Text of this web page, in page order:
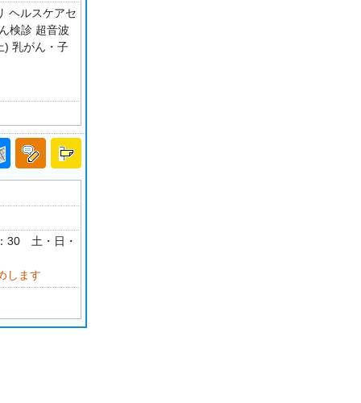
ヘルスケアセ
検診 超音波
) 乳がん・子
30 土・日・
します